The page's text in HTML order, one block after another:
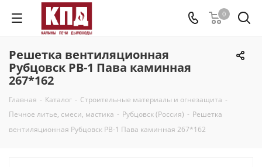
0
Решетка вентиляционная
Рубцовск РВ-1 Пава каминная
267*162
Главная - Каталог - Строительные материалы и огнезащита -
Печное литье, смеси, мастика - Рубцовск (Россия) - Решетка
вентиляционная Рубцовск РВ-1 Пава каминная 267*162